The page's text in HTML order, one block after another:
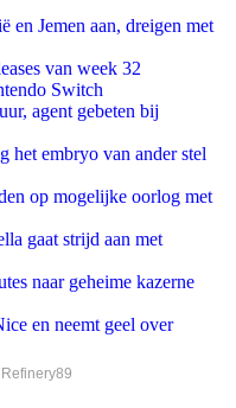
en Jemen aan, dreigen met
van week 32
Switch
agent gebeten bij
embryo van ander stel
op mogelijke oorlog met
gaat strijd aan met
naar geheime kazerne
en neemt geel over